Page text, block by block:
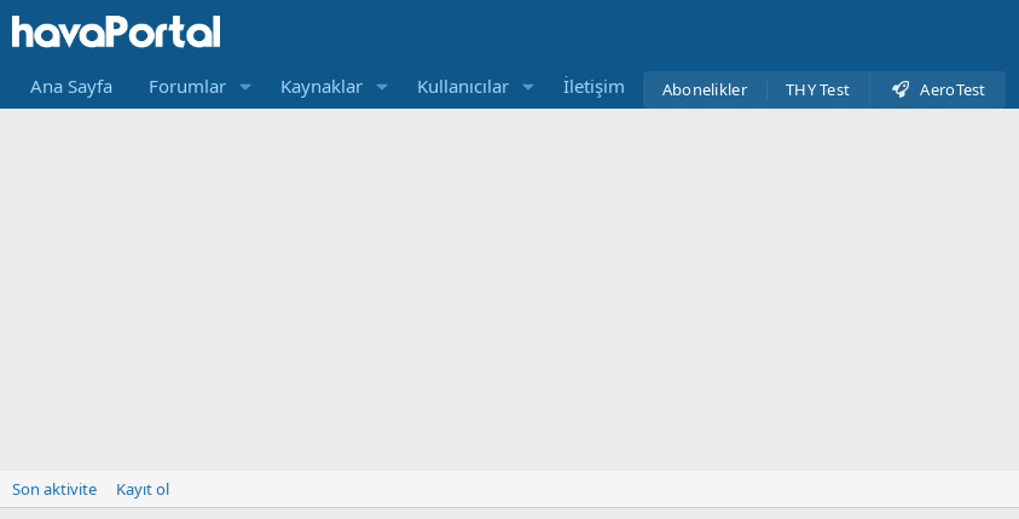
Ana Sayfa Forumlar Kaynaklar Kullanıcılar İletişim Abonelikler THY Test AeroTest
Son aktivite Kayıt ol